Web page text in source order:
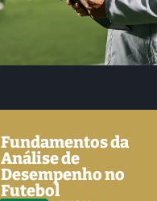
Fundamentos da
Análise de
Desempenho no
Futebol